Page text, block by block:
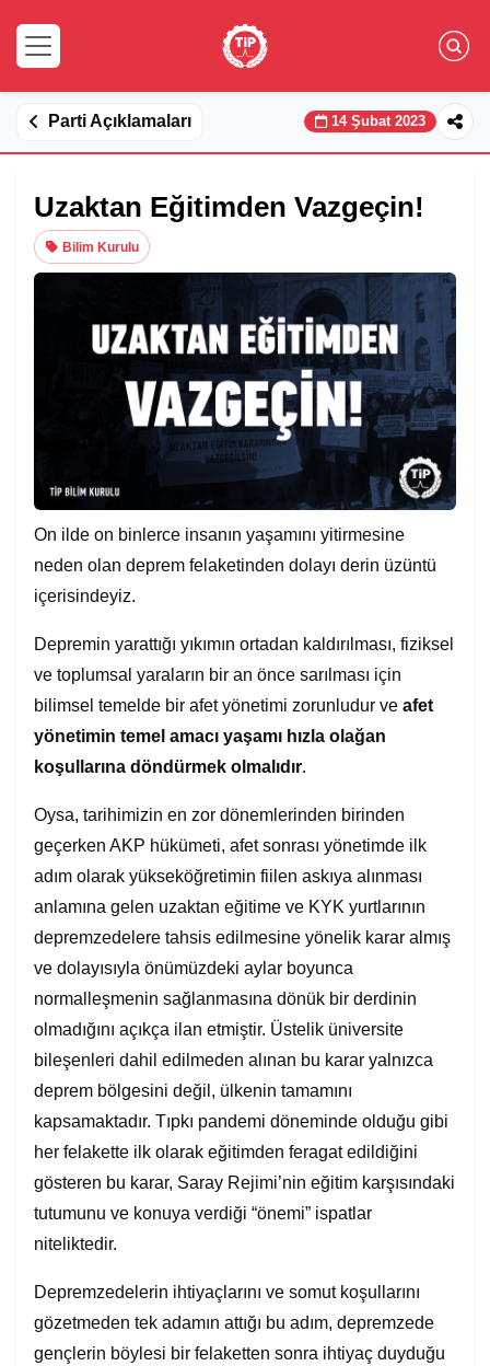
Parti Açıklamaları 14 Şubat 2023
Uzaktan Eğitimden Vazgeçin!
Bilim Kurulu
On ilde on binlerce insanın yaşamını yitirmesine
neden olan deprem felaketinden dolayı derin üzüntü
içerisindeyiz.
Depremin yarattığı yıkımın ortadan kaldırılması, fiziksel
ve toplumsal yaraların bir an önce sarılması için
bilimsel temelde bir afet yönetimi zorunludur ve afet
yönetimin temel amacı yaşamı hızla olağan
koşullarına döndürmek olmalıdır.
Oysa, tarihimizin en zor dönemlerinden birinden
geçerken AKP hükümeti, afet sonrası yönetimde ilk
adım olarak yükseköğretimin fiilen askıya alınması
anlamına gelen uzaktan eğitime ve KYK yurtlarının
depremzedelere tahsis edilmesine yönelik karar almış
ve dolayısıyla önümüzdeki aylar boyunca
normalleşmenin sağlanmasına dönük bir derdinin
olmadığını açıkça ilan etmiştir. Üstelik üniversite
bileşenleri dahil edilmeden alınan bu karar yalnızca
deprem bölgesini değil, ülkenin tamamını
kapsamaktadır. Tıpkı pandemi döneminde olduğu gibi
her felakette ilk olarak eğitimden feragat edildiğini
gösteren bu karar, Saray Rejimi’nin eğitim karşısındaki
tutumunu ve konuya verdiği “önemi” ispatlar
niteliktedir.
Depremzedelerin ihtiyaçlarını ve somut koşullarını
gözetmeden tek adamın attığı bu adım, depremzede
gençlerin böylesi bir felaketten sonra ihtiyaç duyduğu